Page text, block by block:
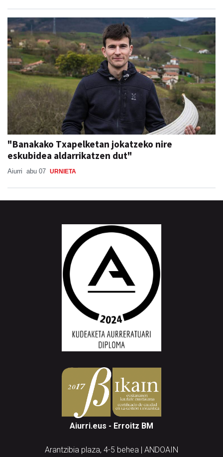
"Banakako Txapelketan jokatzeko nire
eskubidea aldarrikatzen dut"
Aiurri abu 07 URNIETA
Aiurri.eus - Erroitz BM
Arantzibia plaza, 4-5 behea | ANDOAIN